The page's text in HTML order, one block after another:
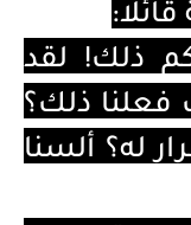
ذلك! لقد
فعلنا ذلك؟
له؟ ألسنا